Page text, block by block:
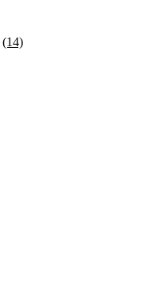
(14)